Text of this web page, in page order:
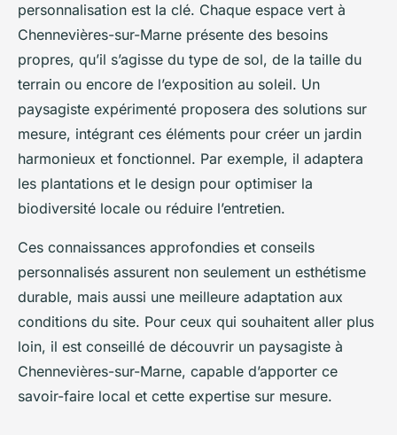
personnalisation est la clé. Chaque espace vert à
Chennevières-sur-Marne présente des besoins
propres, qu’il s’agisse du type de sol, de la taille du
terrain ou encore de l’exposition au soleil. Un
paysagiste expérimenté proposera des solutions sur
mesure, intégrant ces éléments pour créer un jardin
harmonieux et fonctionnel. Par exemple, il adaptera
les plantations et le design pour optimiser la
biodiversité locale ou réduire l’entretien.
Ces connaissances approfondies et conseils
personnalisés assurent non seulement un esthétisme
durable, mais aussi une meilleure adaptation aux
conditions du site. Pour ceux qui souhaitent aller plus
loin, il est conseillé de découvrir un paysagiste à
Chennevières-sur-Marne, capable d’apporter ce
savoir-faire local et cette expertise sur mesure.